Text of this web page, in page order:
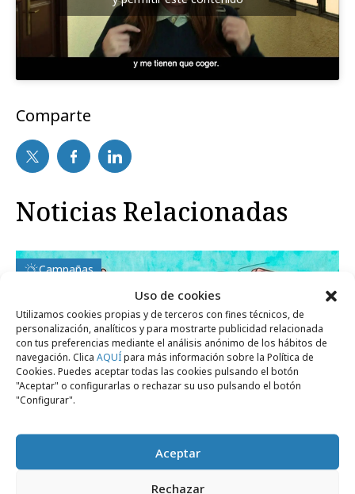
Uso de cookies
Utilizamos cookies propias y de terceros con fines técnicos, de
personalización, analíticos y para mostrarte publicidad relacionada
con tus preferencias mediante el análisis anónimo de los hábitos de
navegación. Clica AQUÍpara más información sobre la Política de
Cookies. Puedes aceptar todas las cookies pulsando el botón
"Aceptar" o configurarlas o rechazar su uso pulsando el botón
"Configurar".
Aceptar
Rechazar
Comparte
Noticias Relacionadas
Campañas